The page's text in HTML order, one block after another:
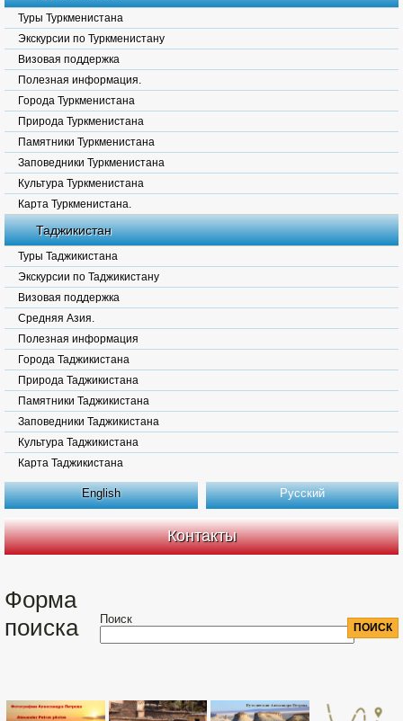
Туры Туркменистана
Экскурсии по Туркменистану
Визовая поддержка
Полезная информация.
Города Туркменистана
Природа Туркменистана
Памятники Туркменистана
Заповедники Туркменистана
Культура Туркменистана
Карта Туркменистана.
Таджикистан
Туры Таджикистана
Экскурсии по Таджикистану
Визовая поддержка
Средняя Азия.
Полезная информация
Города Таджикистана
Природа Таджикистана
Памятники Таджикистана
Заповедники Таджикистана
Культура Таджикистана
Карта Таджикистана
English Русский
Контакты
Форма
поиска
Поиск